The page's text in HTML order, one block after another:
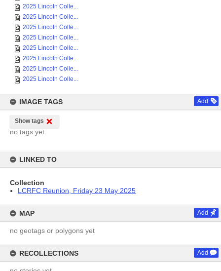
2025 Lincoln Colle...
2025 Lincoln Colle...
2025 Lincoln Colle...
2025 Lincoln Colle...
2025 Lincoln Colle...
2025 Lincoln Colle...
2025 Lincoln Colle...
2025 Lincoln Colle...
IMAGE TAGS Add
Show tags
no tags yet
LINKED TO
Collection
LCRFC Reunion, Friday 23 May 2025
MAP Add
no geotags or polygons yet
RECOLLECTIONS Add